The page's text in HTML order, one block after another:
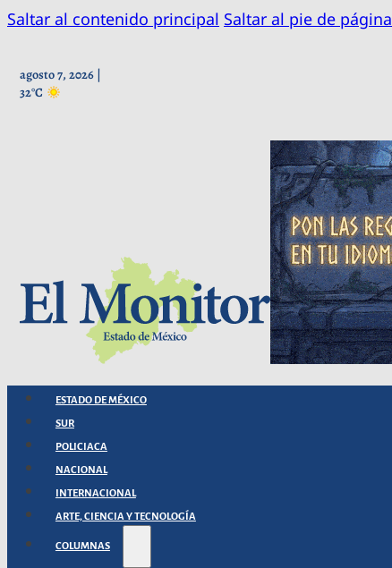
Saltar al contenido principal Saltar al pie de página
agosto 7, 2026 |
32°C
ESTADO DE MÉXICO
SUR
POLICIACA
NACIONAL
INTERNACIONAL
ARTE, CIENCIA Y TECNOLOGÍA
COLUMNAS